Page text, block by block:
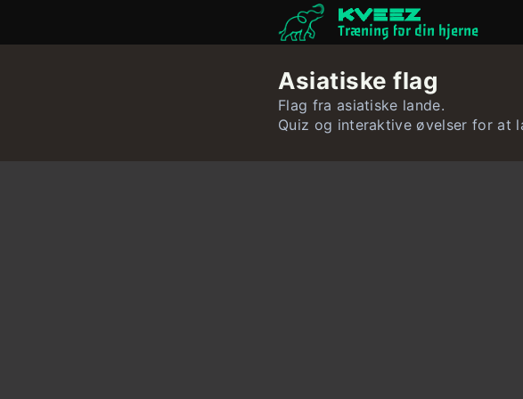
Træning for din hjerne
Asiatiske flag
Flag fra asiatiske lande.
Quiz og interaktive øvelser for at